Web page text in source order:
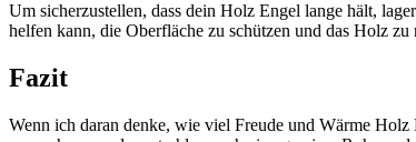
Um sicherzustellen, dass dein Holz Engel ⁤lange hält,
helfen ⁣kann,​ die​ Oberfläche‌ zu schützen und das Holz ⁤zu
Fazit
Wenn ich ‍daran denke,​ wie viel Freude ⁤und ⁣Wärme